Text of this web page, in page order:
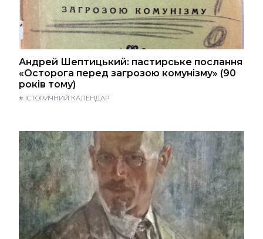
Андрей Шептицький: пастирське послання
«Осторога перед загрозою комунізму» (90
років тому)
# ІСТОРИЧНИЙ КАЛЕНДАР